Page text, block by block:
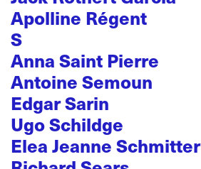
Apolline Régent
S
Anna Saint Pierre
Antoine Semoun
Edgar Sarin
Ugo Schildge
Elea Jeanne Schmitter